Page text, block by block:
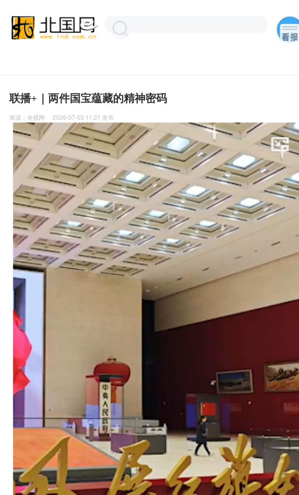
联播+｜两件国宝蕴藏的精神密码
来源：央视网 2026-07-03 11:21 发布